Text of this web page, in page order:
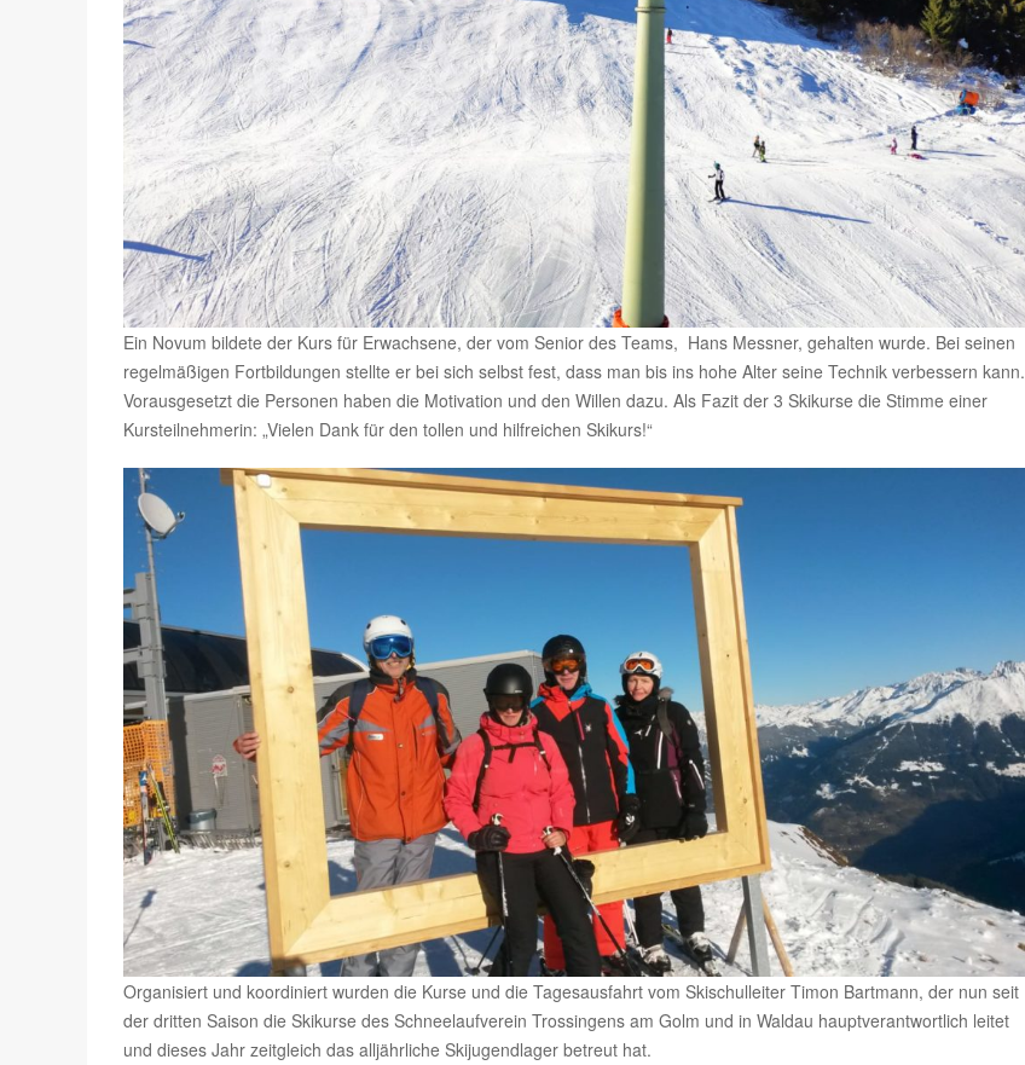
Ein Novum bildete der Kurs für Erwachsene, der vom Senior des Teams, Hans Messner, gehalten wurde. Bei seinen
regelmäßigen Fortbildungen stellte er bei sich selbst fest, dass man bis ins hohe Alter seine Technik verbessern kann.
Vorausgesetzt die Personen haben die Motivation und den Willen dazu. Als Fazit der 3 Skikurse die Stimme einer
Kursteilnehmerin: „Vielen Dank für den tollen und hilfreichen Skikurs!“
Organisiert und koordiniert wurden die Kurse und die Tagesausfahrt vom Skischulleiter Timon Bartmann, der nun seit
der dritten Saison die Skikurse des Schneelaufverein Trossingens am Golm und in Waldau hauptverantwortlich leitet
und dieses Jahr zeitgleich das alljährliche Skijugendlager betreut hat.